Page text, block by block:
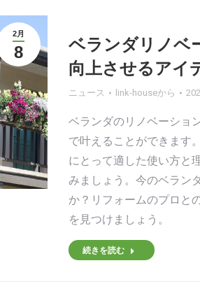
2月
8
ベランダリノベ
向上させるアイ
ニュース link-houseから
ベランダのリノベーショ
で叶えることができます
にとって適した使い方と
みましょう。今のベラン
か？リフォームのプロと
を見つけましょう。
続きを読む